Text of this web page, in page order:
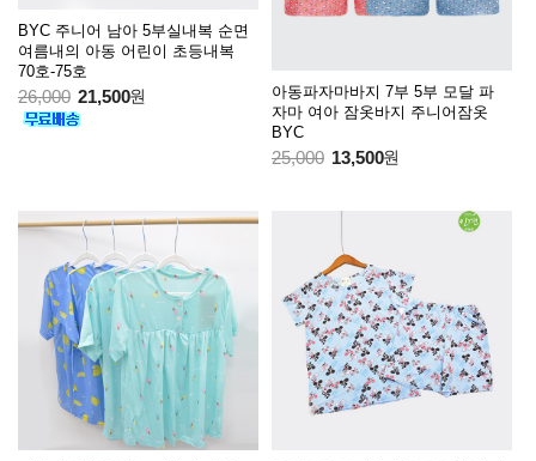
BYC 주니어 남아 5부실내복 순면
여름내의 아동 어린이 초등내복
70호-75호
26,000 21,500원
아동파자마바지 7부 5부 모달 파
자마 여아 잠옷바지 주니어잠옷
BYC
25,000 13,500원